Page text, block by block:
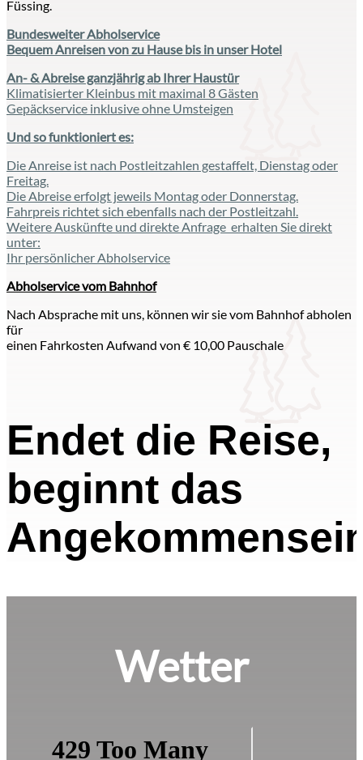
Füssing.
Bundesweiter Abholservice
Bequem Anreisen von zu Hause bis in unser Hotel
An- & Abreise ganzjährig ab Ihrer Haustür
Klimatisierter Kleinbus mit maximal 8 Gästen
Gepäckservice inklusive ohne Umsteigen
Und so funktioniert es:
Die Anreise ist nach Postleitzahlen gestaffelt, Dienstag oder
Freitag.
Die Abreise erfolgt jeweils Montag oder Donnerstag.
Fahrpreis richtet sich ebenfalls nach der Postleitzahl.
Weitere Auskünfte und direkte Anfrage erhalten Sie direkt
unter:
Ihr persönlicher Abholservice
Abholservice vom Bahnhof
Nach Absprache mit uns, können wir sie vom Bahnhof abholen
für
einen Fahrkosten Aufwand von € 10,00 Pauschale
Endet die Reise,
beginnt das
Wetter